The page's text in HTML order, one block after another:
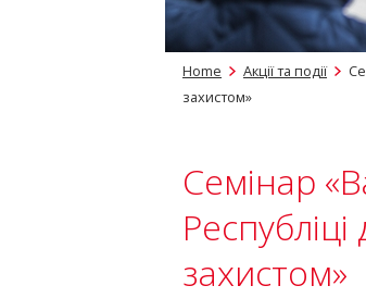
Home Акції та події
захистом»
Cемінар
захистом»